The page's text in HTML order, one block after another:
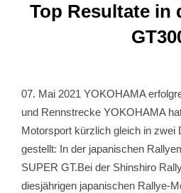
Top Resultate in
07. Mai 2021 YOKOHAMA
und Rennstrecke YOKOHAMA
Motorsport kürzlich gleich in zwei
gestellt: In der japanischen
SUPER GT.Bei der Shinshiro
diesjährigen japanischen Rallye-